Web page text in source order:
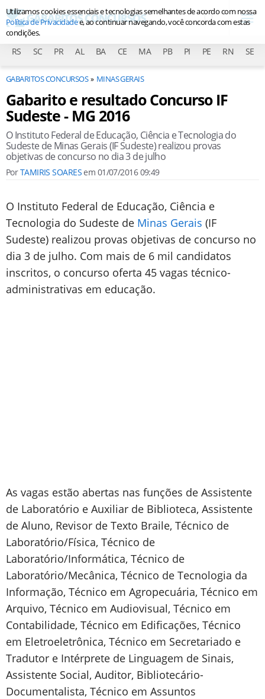
RS SC PR AL BA CE MA PB PI PE RN SE
GABARITOS CONCURSOS MINAS GERAIS
Gabarito e resultado Concurso IF
Sudeste - MG 2016
O Instituto Federal de Educação, Ciência e Tecnologia do
Sudeste de Minas Gerais (IF Sudeste) realizou provas
objetivas de concurso no dia 3 de julho
PorTAMIRIS SOARESem 01/07/2016 09:49
O Instituto Federal de Educação, Ciência e
Tecnologia do Sudeste de Minas Gerais (IF
Sudeste) realizou provas objetivas de concurso no
dia 3 de julho. Com mais de 6 mil candidatos
inscritos, o concurso oferta 45 vagas técnico-
administrativas em educação.
As vagas estão abertas nas funções de Assistente
de Laboratório e Auxiliar de Biblioteca, Assistente
de Aluno, Revisor de Texto Braile, Técnico de
Laboratório/Física, Técnico de
Laboratório/Informática, Técnico de
Laboratório/Mecânica, Técnico de Tecnologia da
Informação, Técnico em Agropecuária, Técnico em
Arquivo, Técnico em Audiovisual, Técnico em
Contabilidade, Técnico em Edificações, Técnico
em Eletroeletrônica, Técnico em Secretariado e
Tradutor e Intérprete de Linguagem de Sinais,
Assistente Social, Auditor, Bibliotecário-
Documentalista, Técnico em Assuntos
Utilizamos cookies essenciais e tecnologias semelhantes de acordo com nossa
Política de Privacidadee, ao continuar navegando, você concorda com estas
condições.